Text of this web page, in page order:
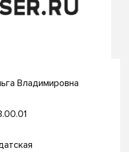
Владимировна